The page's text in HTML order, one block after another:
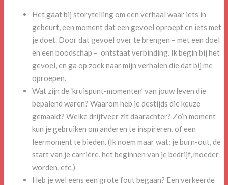
Het gaat bij storytelling om een verhaal waar iets in
gebeurt, een moment dat een gevoel oproept en iets met
je doet. Door dat gevoel over te brengen – met een doel
en een boodschap – ontstaat verbinding. Ik begin bij het
gevoel, en ga op zoek naar mijn verhalen die dat bij me
oproepen.
Wat zijn de ‘kruispunt-momenten’ van jouw leven die
bepalend waren? Waarom heb je destijds die keuze
gemaakt? Welke drijfveer zit daarachter? Zo’n moment
kun je gebruiken om anderen te inspireren, of een
leermoment te bieden. (Ik noem maar wat: je burn-out, de
start van je carrière, het beginnen van je bedrijf, moeder
worden, etc.)
Heb je wel eens een grote fout begaan? Een verkeerde